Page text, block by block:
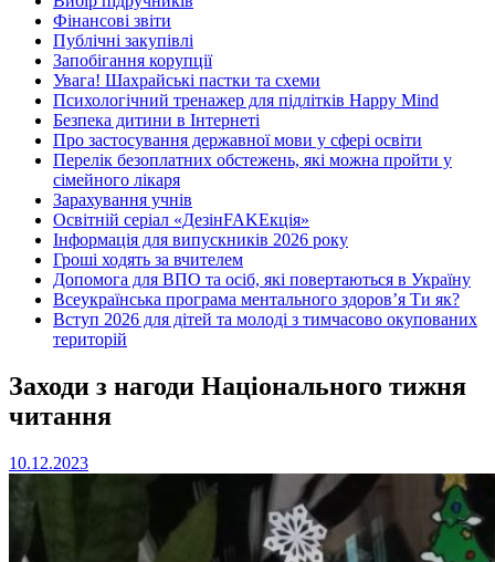
Фінансові звіти
Публічні закупівлі
Запобігання корупції
Увага! Шахрайські пастки та схеми
Психологічний тренажер для підлітків Happy Mind
Безпека дитини в Інтернеті
Про застосування державної мови у сфері освіти
Перелік безоплатних обстежень, які можна пройти у
сімейного лікаря
Зарахування учнів
Освітній серіал «ДезінFAKEкція»
Інформація для випускників 2026 року
Гроші ходять за вчителем
Допомога для ВПО та осіб, які повертаються в Україну
Всеукраїнська програма ментального здоров’я Ти як?
Вступ 2026 для дітей та молоді з тимчасово окупованих
територій
Заходи з нагоди Національного тижня
читання
10.12.2023